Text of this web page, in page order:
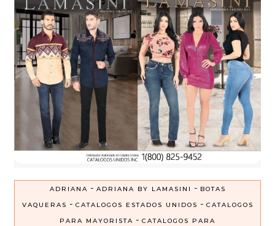
ADRIANA - ADRIANA BY LAMASINI - BOTAS
VAQUERAS - CATALOGOS ESTADOS UNIDOS - CATALOGOS
PARA MAYORISTA - CATALOGOS PARA